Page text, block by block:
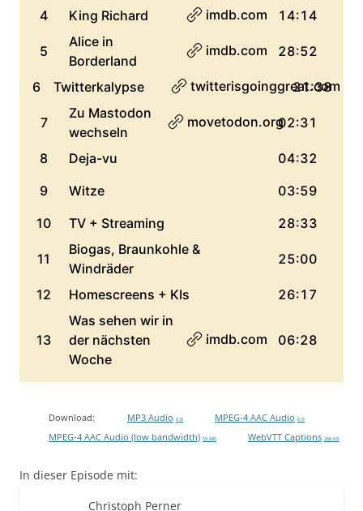
Download: MP3 Audio 0 B MPEG-4 AAC Audio 0 B
MPEG-4 AAC Audio (low bandwidth) 59 MB WebVTT Captions 268 KB
In dieser Episode mit:
Christoph Perner